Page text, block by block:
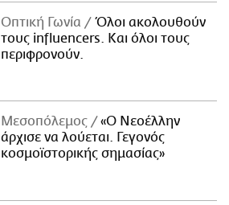
Οπτική Γωνία
Όλοι ακολουθούν
τους influencers. Και όλοι τους
περιφρονούν.
Μεσοπόλεμος
«Ο Νεοέλλην
άρχισε να λούεται. Γεγονός
κοσμοϊστορικής σημασίας»